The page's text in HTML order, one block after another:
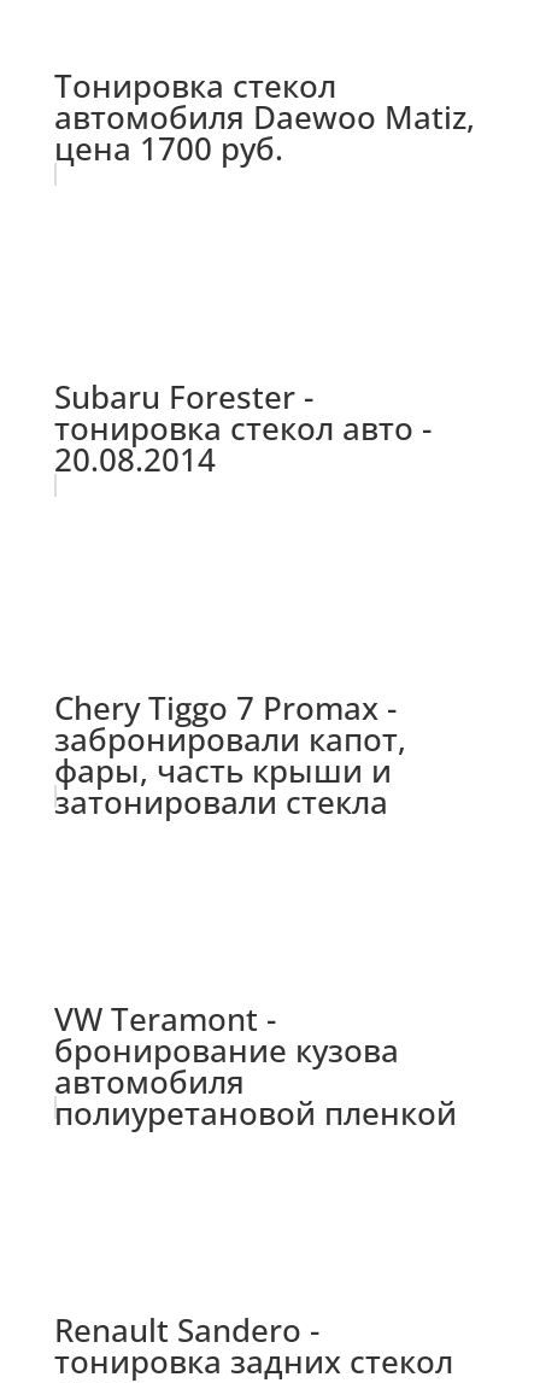
Тонировка стекол
автомобиля Daewoo Matiz,
цена 1700 руб.
Subaru Forester -
тонировка стекол авто -
20.08.2014
Chery Tiggo 7 Promax -
забронировали капот,
фары, часть крыши и
затонировали стекла
VW Teramont -
бронирование кузова
автомобиля
полиуретановой пленкой
Renault Sandero -
тонировка задних стекол